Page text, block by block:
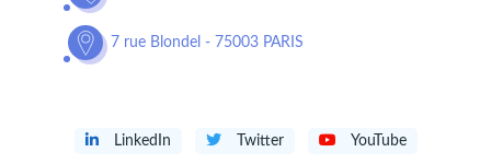
7 rue Blondel - 75003 PARIS
LinkedIn Twitter YouTube